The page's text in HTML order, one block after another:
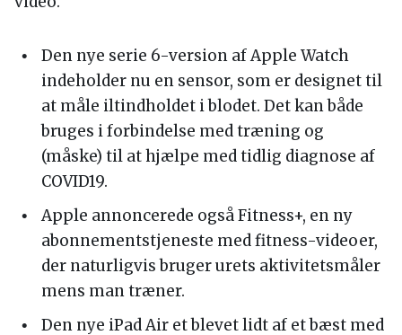
Den nye serie 6-version af Apple Watch
indeholder nu en sensor, som er designet til
at måle iltindholdet i blodet. Det kan både
bruges i forbindelse med træning og
(måske) til at hjælpe med tidlig diagnose af
COVID19.
Apple annoncerede også Fitness+, en ny
abonnementstjeneste med fitness-videoer,
der naturligvis bruger urets aktivitetsmåler
mens man træner.
Den nye iPad Air et blevet lidt af et bæst med